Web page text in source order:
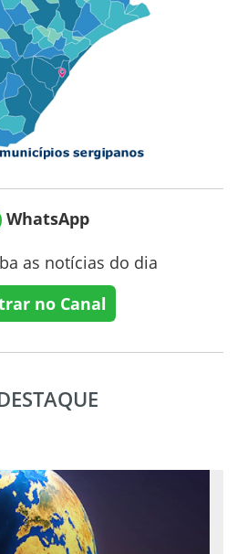
WhatsApp
as notícias do dia
no Canal